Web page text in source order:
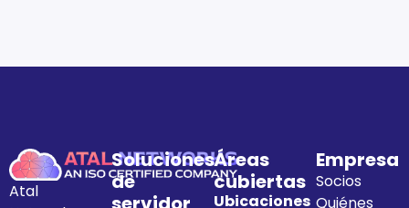
Atal
Soluciones
de
Áreas
cubiertas
Ubicaciones
Empresa
Socios
Quiénes